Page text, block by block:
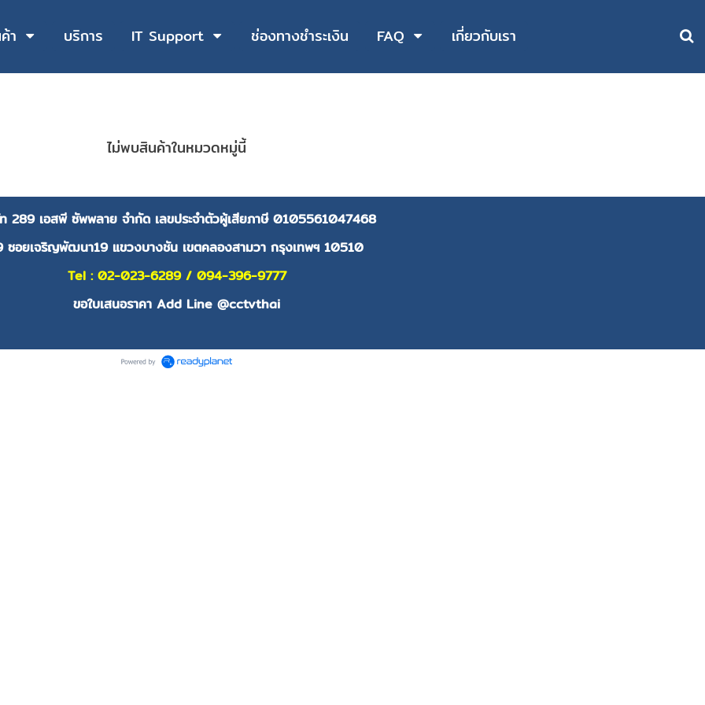
า บริการ IT Support ช่องทางชำระเงิน FAQ เกี่ยวกับเรา
ไม่พบสินค้าในหมวดหมู่นี้
289 เอสพี ซัพพลาย จำกัด เลขประจำตัวผู้เสียภาษี 0105561047468
ซอยเจริญพัฒนา19 แขวงบางชัน เขตคลองสามวา กรุงเทพฯ 10510
Tel : 02-023-6289 / 094-396-9777
ขอใบเสนอราคา Add Line @cctvthai